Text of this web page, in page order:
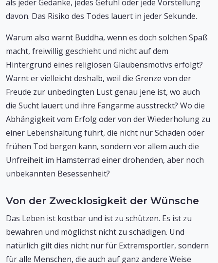
als jeder Gedanke, jedes Gefühl oder jede Vorstellung
davon. Das Risiko des Todes lauert in jeder Sekunde.
Warum also warnt Buddha, wenn es doch solchen Spaß
macht, freiwillig geschieht und nicht auf dem
Hintergrund eines religiösen Glaubensmotivs erfolgt?
Warnt er vielleicht deshalb, weil die Grenze von der
Freude zur unbedingten Lust genau jene ist, wo auch
die Sucht lauert und ihre Fangarme ausstreckt? Wo die
Abhängigkeit vom Erfolg oder von der Wiederholung zu
einer Lebenshaltung führt, die nicht nur Schaden oder
frühen Tod bergen kann, sondern vor allem auch die
Unfreiheit im Hamsterrad einer drohenden, aber noch
unbekannten Besessenheit?
Von der Zwecklosigkeit der Wünsche
Das Leben ist kostbar und ist zu schützen. Es ist zu
bewahren und möglichst nicht zu schädigen. Und
natürlich gilt dies nicht nur für Extremsportler, sondern
für alle Menschen, die auch auf ganz andere Weise